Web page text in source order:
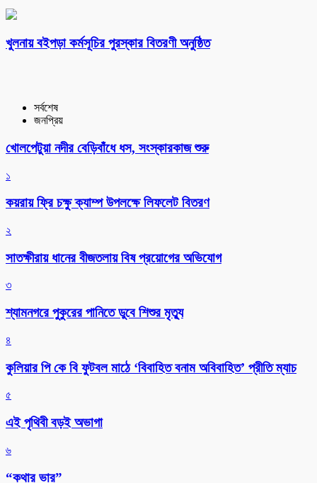
খুলনায় বইপড়া কর্মসূচির পুরস্কার বিতরণী অনুষ্ঠিত
সর্বশেষ
জনপ্রিয়
খোলপেটুয়া নদীর বেড়িবাঁধে ধস, সংস্কারকাজ শুরু
১
কয়রায় ফ্রি চক্ষু ক্যাম্প উপলক্ষে লিফলেট বিতরণ
২
সাতক্ষীরায় ধানের বীজতলায় বিষ প্রয়োগের অভিযোগ
৩
শ্যামনগরে পুকুরের পানিতে ডুবে শিশুর মৃত্যু
৪
কুলিয়ার পি কে বি ফুটবল মাঠে ‘বিবাহিত বনাম অবিবাহিত’ প্রীতি ম্যাচ
৫
এই পৃথিবী বড়ই অভাগা
৬
“কথার ভার”